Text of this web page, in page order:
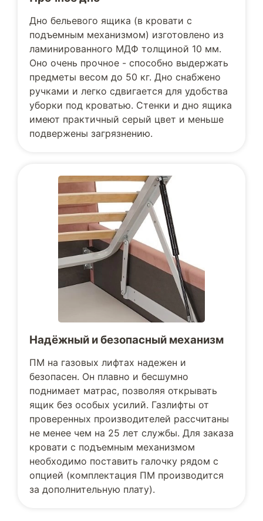
Дно бельевого ящика (в кровати с
подъемным механизмом) изготовлено из
ламинированного МДФ толщиной 10 мм.
Оно очень прочное - способно выдержать
предметы весом до 50 кг. Дно снабжено
ручками и легко сдвигается для удобства
уборки под кроватью. Стенки и дно ящика
имеют практичный серый цвет и меньше
подвержены загрязнению.
Надёжный и безопасный механизм
ПМ на газовых лифтах надежен и
безопасен. Он плавно и бесшумно
поднимает матрас, позволяя открывать
ящик без особых усилий. Газлифты от
проверенных производителей рассчитаны
не менее чем на 25 лет службы. Для заказа
кровати с подъемным механизмом
необходимо поставить галочку рядом с
опцией (комплектация ПМ производится
за дополнительную плату).